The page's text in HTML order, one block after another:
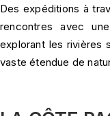
Des expéditions à
rencontres avec
explorant les rivières
vaste étendue de